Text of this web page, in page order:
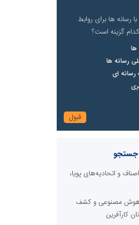
ها برای روابط
گزینه است؟
ها
رسانه ها
رسانه ای
جستجو
و اتحادیه‌های پویا،
هوش مصنوعی و کشف
کارآفرین